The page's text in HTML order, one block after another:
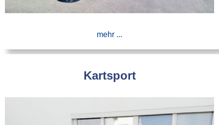
mehr ...
Kartsport